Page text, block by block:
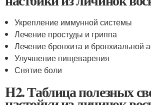
Укрепление иммунной системы
Лечение простуды и гриппа
Лечение бронхита и бронхиальной
Улучшение пищеварения
Снятие боли
H2. Таблица полезных